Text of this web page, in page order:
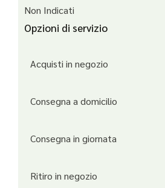
Non Indicati
Opzioni di servizio
Acquisti in negozio
Consegna a domicilio
Consegna in giornata
Ritiro in negozio